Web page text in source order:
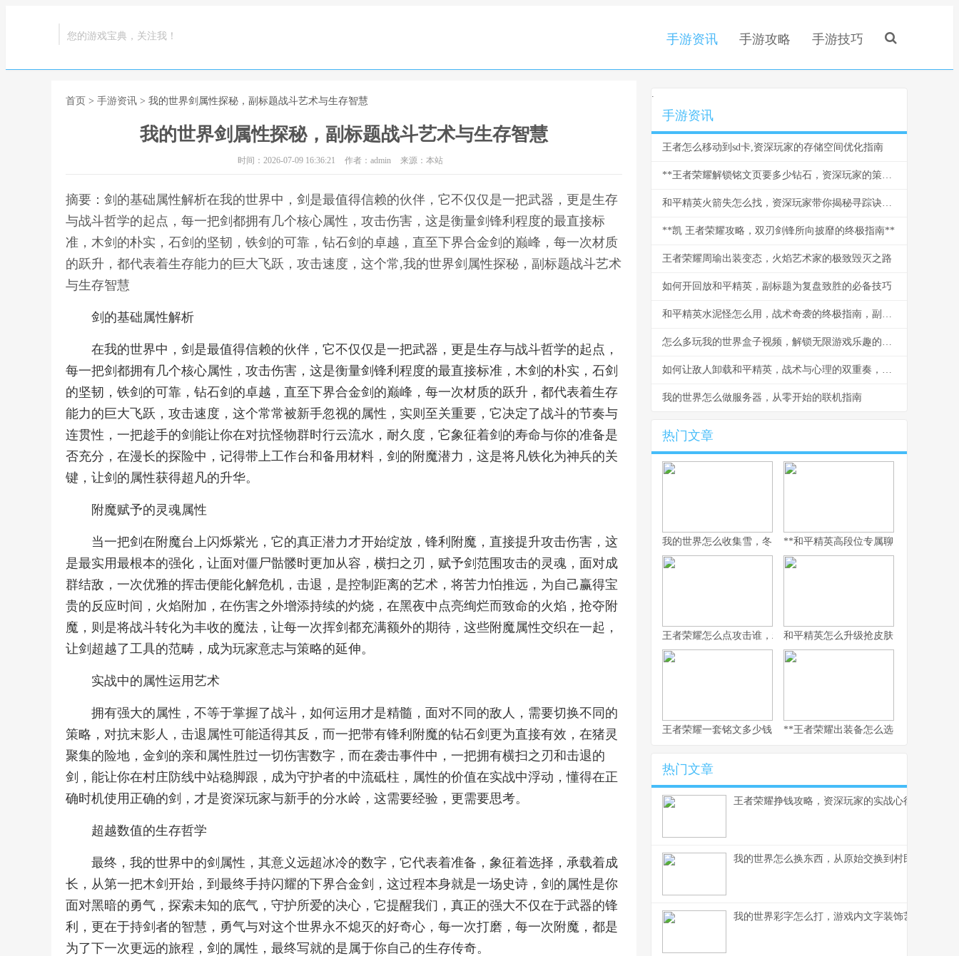
您的游戏宝典，关注我！ 手游资讯 手游攻略 手游技巧
首页 > 手游资讯 > 我的世界剑属性探秘，副标题战斗艺术与生存智慧
我的世界剑属性探秘，副标题战斗艺术与生存智慧
时间：2026-07-09 16:36:21 作者：admin 来源：本站
摘要：剑的基础属性解析在我的世界中，剑是最值得信赖的伙伴，它不仅仅是一把武器，更是生存
与战斗哲学的起点，每一把剑都拥有几个核心属性，攻击伤害，这是衡量剑锋利程度的最直接标
准，木剑的朴实，石剑的坚韧，铁剑的可靠，钻石剑的卓越，直至下界合金剑的巅峰，每一次材质
的跃升，都代表着生存能力的巨大飞跃，攻击速度，这个常,我的世界剑属性探秘，副标题战斗艺术
与生存智慧
剑的基础属性解析
在我的世界中，剑是最值得信赖的伙伴，它不仅仅是一把武器，更是生存与战斗哲学的起点，
每一把剑都拥有几个核心属性，攻击伤害，这是衡量剑锋利程度的最直接标准，木剑的朴实，石剑
的坚韧，铁剑的可靠，钻石剑的卓越，直至下界合金剑的巅峰，每一次材质的跃升，都代表着生存
能力的巨大飞跃，攻击速度，这个常常被新手忽视的属性，实则至关重要，它决定了战斗的节奏与
连贯性，一把趁手的剑能让你在对抗怪物群时行云流水，耐久度，它象征着剑的寿命与你的准备是
否充分，在漫长的探险中，记得带上工作台和备用材料，剑的附魔潜力，这是将凡铁化为神兵的关
键，让剑的属性获得超凡的升华。
附魔赋予的灵魂属性
当一把剑在附魔台上闪烁紫光，它的真正潜力才开始绽放，锋利附魔，直接提升攻击伤害，这
是最实用最根本的强化，让面对僵尸骷髅时更加从容，横扫之刃，赋予剑范围攻击的灵魂，面对成
群结敌，一次优雅的挥击便能化解危机，击退，是控制距离的艺术，将苦力怕推远，为自己赢得宝
贵的反应时间，火焰附加，在伤害之外增添持续的灼烧，在黑夜中点亮绚烂而致命的火焰，抢夺附
魔，则是将战斗转化为丰收的魔法，让每一次挥剑都充满额外的期待，这些附魔属性交织在一起，
让剑超越了工具的范畴，成为玩家意志与策略的延伸。
实战中的属性运用艺术
拥有强大的属性，不等于掌握了战斗，如何运用才是精髓，面对不同的敌人，需要切换不同的
策略，对抗末影人，击退属性可能适得其反，而一把带有锋利附魔的钻石剑更为直接有效，在猪灵
聚集的险地，金剑的亲和属性胜过一切伤害数字，而在袭击事件中，一把拥有横扫之刃和击退的
剑，能让你在村庄防线中站稳脚跟，成为守护者的中流砥柱，属性的价值在实战中浮动，懂得在正
确时机使用正确的剑，才是资深玩家与新手的分水岭，这需要经验，更需要思考。
超越数值的生存哲学
最终，我的世界中的剑属性，其意义远超冰冷的数字，它代表着准备，象征着选择，承载着成
长，从第一把木剑开始，到最终手持闪耀的下界合金剑，这过程本身就是一场史诗，剑的属性是你
面对黑暗的勇气，探索未知的底气，守护所爱的决心，它提醒我们，真正的强大不仅在于武器的锋
利，更在于持剑者的智慧，勇气与对这个世界永不熄灭的好奇心，每一次打磨，每一次附魔，都是
为了下一次更远的旅程，剑的属性，最终写就的是属于你自己的生存传奇。
.
手游资讯
王者怎么移动到sd卡,资深玩家的存储空间优化指南
**王者荣耀解锁铭文页要多少钻石，资深玩家的策略与情怀**
和平精英火箭失怎么找，资深玩家带你揭秘寻踪诀窍副标题
**凯 王者荣耀攻略，双刃剑锋所向披靡的终极指南**
王者荣耀周瑜出装变态，火焰艺术家的极致毁灭之路
如何开回放和平精英，副标题为复盘致胜的必备技巧
和平精英水泥怪怎么用，战术奇袭的终极指南，副标题，水泥丛林中的隐形杀手
怎么多玩我的世界盒子视频，解锁无限游戏乐趣的钥匙
如何让敌人卸载和平精英，战术与心理的双重奏，副标题，一场没有硝烟的战争
我的世界怎么做服务器，从零开始的联机指南
热门文章
我的世界怎么收集雪，冬日生存的艺术**和平精英高段位专属聊天：无声战场
王者荣耀怎么点攻击谁，精准操作背后的博弈艺术，副标题，从本
和平精英怎么升级抢皮肤，高效进阶全
王者荣耀一套铭文多少钱，副标题：老玩家的精打细算与情怀回响
**王者荣耀出装备怎么选，资深玩家的
热门文章
王者荣耀挣钱攻略，资深玩家的实战心得分享
我的世界怎么换东西，从原始交换到村民交易全解
我的世界彩字怎么打，游戏内文字装饰艺术指南